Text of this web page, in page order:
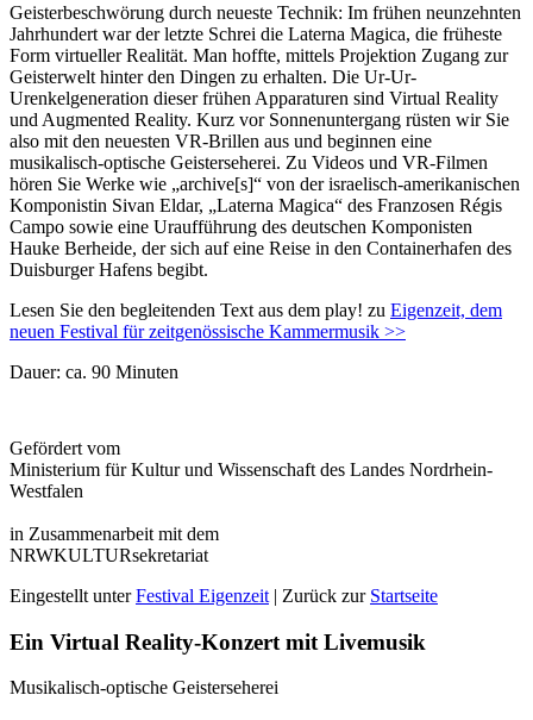
Geisterbeschwörung durch neueste Technik: Im frühen neunzehnten
Jahrhundert war der letzte Schrei die Laterna Magica, die früheste
Form virtueller Realität. Man hoffte, mittels Projektion Zugang zur
Geisterwelt hinter den Dingen zu erhalten. Die Ur-Ur-
Urenkelgeneration dieser frühen Apparaturen sind Virtual Reality
und Augmented Reality. Kurz vor Sonnenuntergang rüsten wir Sie
also mit den neuesten VR-Brillen aus und beginnen eine
musikalisch-optische Geisterseherei. Zu Videos und VR-Filmen
hören Sie Werke wie „archive[s]“ von der israelisch-amerikanischen
Komponistin Sivan Eldar, „Laterna Magica“ des Franzosen Régis
Campo sowie eine Uraufführung des deutschen Komponisten
Hauke Berheide, der sich auf eine Reise in den Containerhafen des
Duisburger Hafens begibt.
Lesen Sie den begleitenden Text aus dem play! zu Eigenzeit, dem
neuen Festival für zeit­genössische Kammermusik >>
Dauer: ca. 90 Minuten
Gefördert vom
Ministerium für Kultur und Wissenschaft des Landes Nordrhein-
Westfalen
in Zusammenarbeit mit dem
NRWKULTURsekretariat
Eingestellt unterFestival Eigenzeit | Zurück zur Startseite
Ein Virtual Reality-Konzert mit Livemusik
Musikalisch-optische Geisterseherei